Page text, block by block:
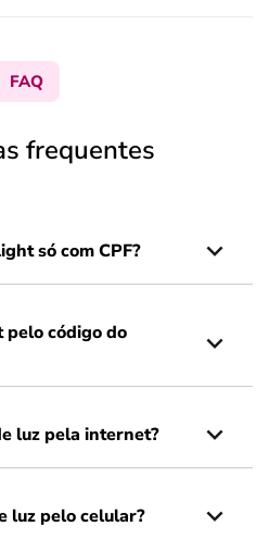
FAQ
frequentes
só com CPF?
pelo código do
luz pela internet?
luz pelo celular?